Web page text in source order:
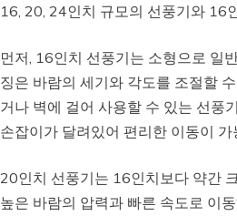
16, 20, 24인치 규모의 선풍기와 16
먼저, 16인치 선풍기는 소형으로 일
징은 바람의 세기와 각도를 조절할
거나 벽에 걸어 사용할 수 있는 선풍
손잡이가 달려있어 편리한 이동이 가
20인치 선풍기는 16인치보다 약간
높은 바람의 압력과 빠른 속도로 이